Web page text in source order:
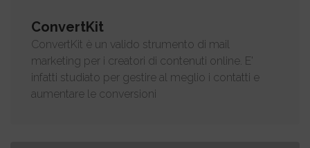
ConvertKit
ConvertKit è un valido strumento di mail
marketing per i creatori di contenuti online. E'
infatti studiato per gestire al meglio i contatti e
aumentare le conversioni